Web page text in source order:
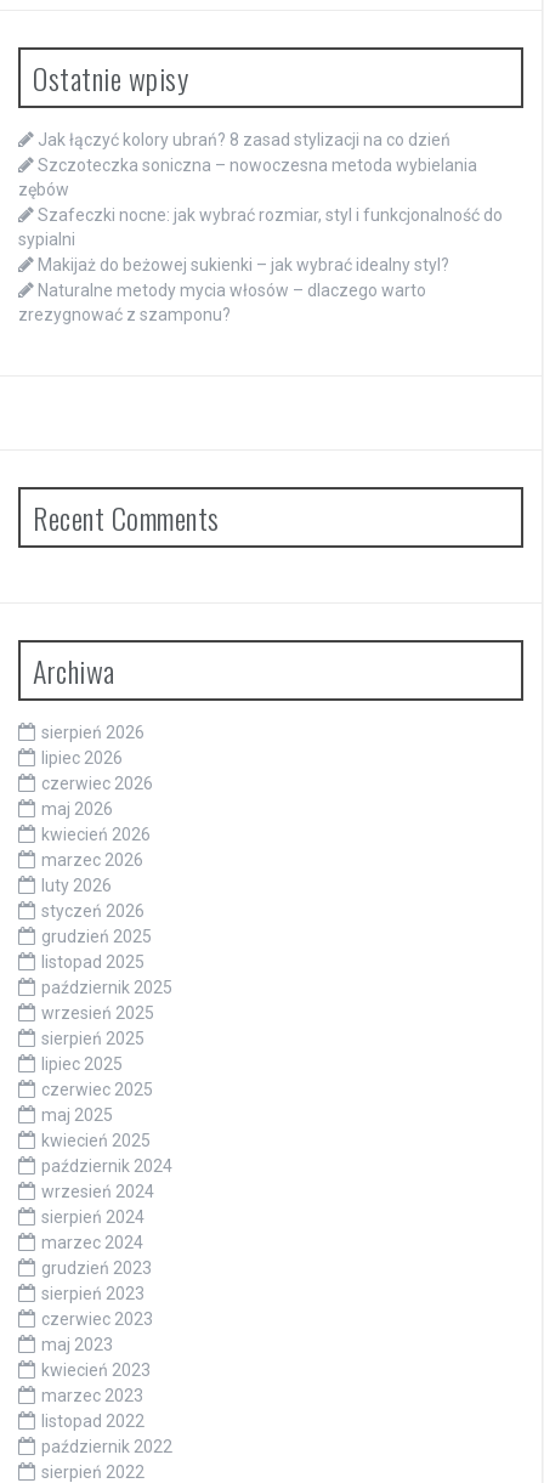
Ostatnie wpisy
Jak łączyć kolory ubrań? 8 zasad stylizacji na co dzień
Szczoteczka soniczna – nowoczesna metoda wybielania
zębów
Szafeczki nocne: jak wybrać rozmiar, styl i funkcjonalność do
sypialni
Makijaż do beżowej sukienki – jak wybrać idealny styl?
Naturalne metody mycia włosów – dlaczego warto
zrezygnować z szamponu?
Recent Comments
Archiwa
sierpień 2026
lipiec 2026
czerwiec 2026
maj 2026
kwiecień 2026
marzec 2026
luty 2026
styczeń 2026
grudzień 2025
listopad 2025
październik 2025
wrzesień 2025
sierpień 2025
lipiec 2025
czerwiec 2025
maj 2025
kwiecień 2025
październik 2024
wrzesień 2024
sierpień 2024
marzec 2024
grudzień 2023
sierpień 2023
czerwiec 2023
maj 2023
kwiecień 2023
marzec 2023
listopad 2022
październik 2022
sierpień 2022